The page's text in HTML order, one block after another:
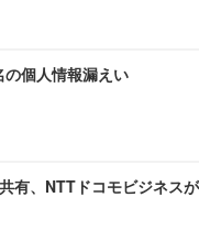
の個人情報漏えい
有、NTTドコモビジネ